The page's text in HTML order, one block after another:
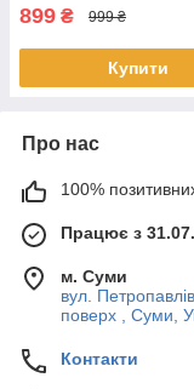
899 ₴ 999 ₴
Купити
Про нас
100%
Працює з
м. Суми
вул.
поверх , Суми,
Контакти